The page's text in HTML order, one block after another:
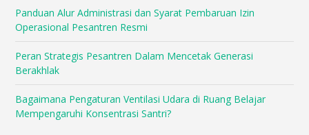
Panduan Alur Administrasi dan Syarat Pembaruan Izin
Operasional Pesantren Resmi
Peran Strategis Pesantren Dalam Mencetak Generasi
Berakhlak
Bagaimana Pengaturan Ventilasi Udara di Ruang Belajar
Mempengaruhi Konsentrasi Santri?